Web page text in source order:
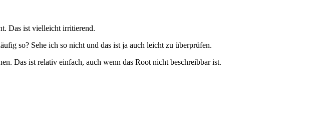
Das ist vielleicht irritierend.
so? Sehe ich so nicht und das ist ja auch leicht zu überprüfen.
Das ist relativ einfach, auch wenn das Root nicht beschreibbar ist.